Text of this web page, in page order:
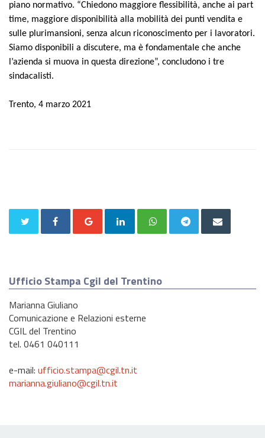
piano normativo. “Chiedono maggiore flessibilità, anche ai part
time, maggiore disponibilità alla mobilità dei punti vendita e
sulle plurimansioni, senza alcun riconoscimento per i lavoratori.
Siamo disponibili a discutere, ma è fondamentale che anche
l’azienda si muova in questa direzione”, concludono i tre
sindacalisti.
Trento, 4 marzo 2021
Ufficio Stampa Cgil del Trentino
Marianna Giuliano
Comunicazione e Relazioni esterne
CGIL del Trentino
tel. 0461 040111
e-mail: ufficio.stampa@cgil.tn.it
marianna.giuliano@cgil.tn.it